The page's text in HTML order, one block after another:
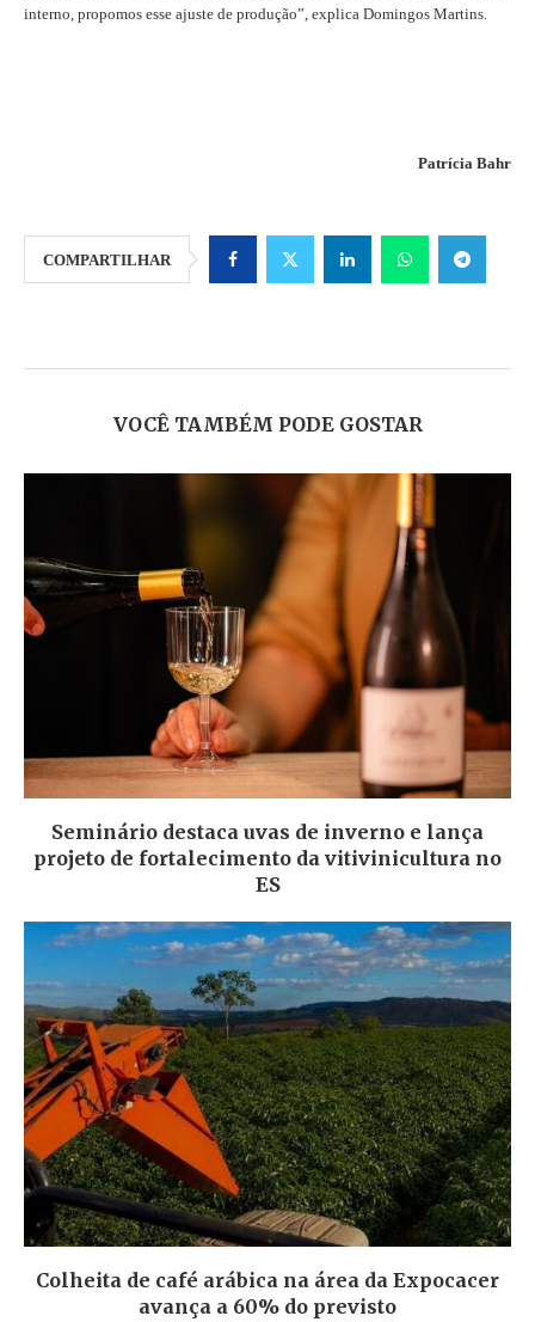
interno, propomos esse ajuste de produção”, explica Domingos Martins.
Patrícia Bahr
COMPARTILHAR
VOCÊ TAMBÉM PODE GOSTAR
Seminário destaca uvas de inverno e lança
projeto de fortalecimento da vitivinicultura no
ES
Colheita de café arábica na área da Expocacer
avança a 60% do previsto